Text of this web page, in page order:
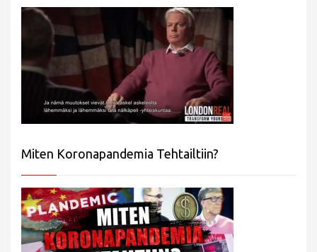
Miten Koronapandemia Tehtailtiin?